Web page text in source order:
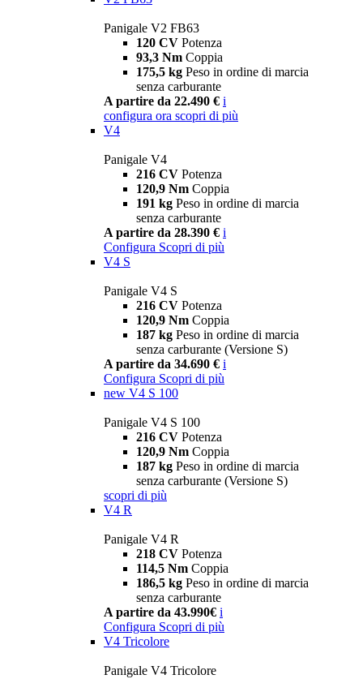
Panigale V2 FB63
120 CV Potenza
93,3 Nm Coppia
175,5 kg Peso in ordine di marcia
senza carburante
A partire da 22.490 € i
configura ora scopri di più
V4
Panigale V4
216 CV Potenza
120,9 Nm Coppia
191 kg Peso in ordine di marcia
senza carburante
A partire da 28.390 € i
Configura Scopri di più
V4 S
Panigale V4 S
216 CV Potenza
120,9 Nm Coppia
187 kg Peso in ordine di marcia
senza carburante (Versione S)
A partire da 34.690 € i
Configura Scopri di più
new V4 S 100
Panigale V4 S 100
216 CV Potenza
120,9 Nm Coppia
187 kg Peso in ordine di marcia
senza carburante (Versione S)
scopri di più
V4 R
Panigale V4 R
218 CV Potenza
114,5 Nm Coppia
186,5 kg Peso in ordine di marcia
senza carburante
A partire da 43.990€ i
Configura Scopri di più
V4 Tricolore
Panigale V4 Tricolore